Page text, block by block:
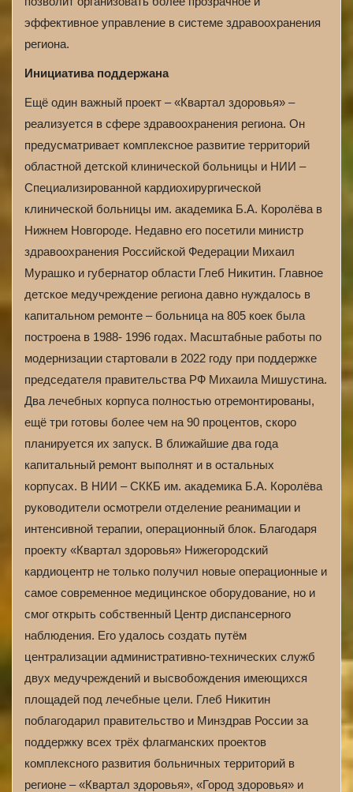
эффективное управление в системе здравоохранения
региона.
Инициатива поддержана
Ещё один важный проект – «Квартал здоровья» –
реализуется в сфере здравоохранения региона. Он
предусматривает комплексное развитие территорий
областной детской клинической больницы и НИИ –
Специализированной кардиохирургической
клинической больницы им. академика Б.А. Королёва в
Нижнем Новгороде. Недавно его посетили министр
здравоохранения Российской Федерации Михаил
Мурашко и губернатор области Глеб Никитин. Главное
детское медучреждение региона давно нуждалось в
капитальном ремонте – больница на 805 коек была
построена в 1988- 1996 годах. Масштабные работы по
модернизации стартовали в 2022 году при поддержке
председателя правительства РФ Михаила Мишустина.
Два лечебных корпуса полностью отремонтированы,
ещё три готовы более чем на 90 процентов, скоро
планируется их запуск. В ближайшие два года
капитальный ремонт выполнят и в остальных
корпусах. В НИИ – СККБ им. академика Б.А. Королёва
руководители осмотрели отделение реанимации и
интенсивной терапии, операционный блок. Благодаря
проекту «Квартал здоровья» Нижегородский
кардиоцентр не только получил новые операционные и
самое современное медицинское оборудование, но и
смог открыть собственный Центр диспансерного
наблюдения. Его удалось создать путём
централизации административно-технических служб
двух медучреждений и высвобождения имеющихся
площадей под лечебные цели. Глеб Никитин
поблагодарил правительство и Минздрав России за
поддержку всех трёх флагманских проектов
комплексного развития больничных территорий в
регионе – «Квартал здоровья», «Город здоровья» и